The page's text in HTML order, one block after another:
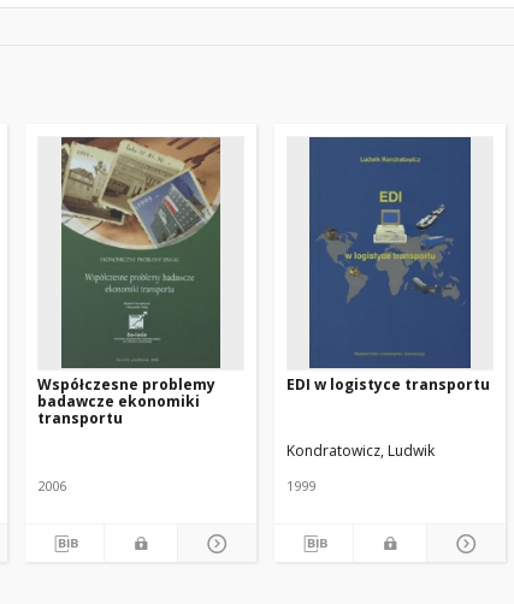
Współczesne problemy
badawcze ekonomiki
transportu
2006
EDI w logistyce transportu
Kondratowicz, Ludwik
1999